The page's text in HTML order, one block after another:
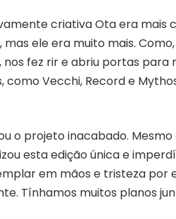
criativa Ota era mais
ele era muito mais.
fez rir e abriu portas para
Vecchi, Record e
o projeto inacabado.
esta edição única e
em mãos e tristeza por
Tínhamos muitos planos